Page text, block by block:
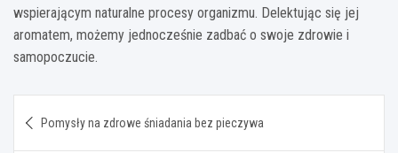
wspierającym naturalne procesy organizmu. Delektując się jej
aromatem, możemy jednocześnie zadbać o swoje zdrowie i
samopoczucie.
wpisu
Pomysły na zdrowe śniadania bez pieczywa